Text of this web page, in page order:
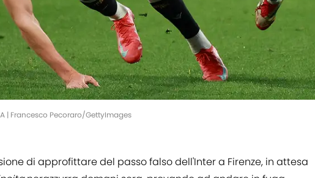
| Francesco Pecoraro/GettyImages
di approfittare del passo falso dell'Inter a Firenze, in attesa